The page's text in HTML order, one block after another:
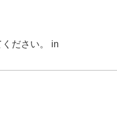
ださい。 in